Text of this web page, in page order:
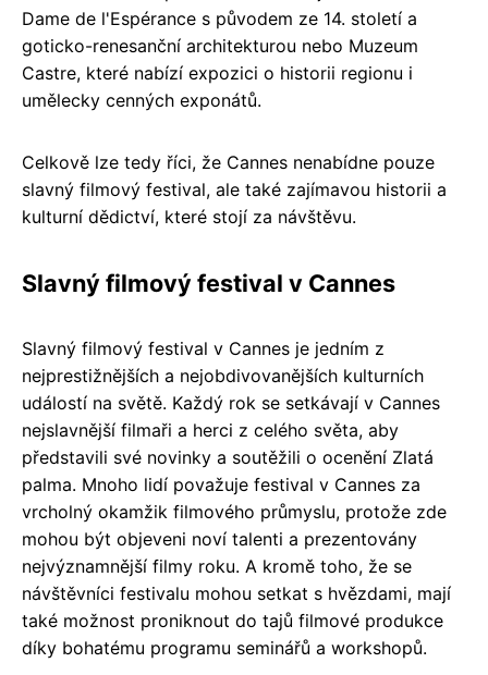
Dame de l'Espérance s původem ze 14. století a
goticko-renesanční architekturou nebo Muzeum
Castre, které nabízí expozici o historii regionu i
umělecky cenných exponátů.
Celkově lze tedy říci, že Cannes nenabídne pouze
slavný filmový festival, ale také zajímavou historii a
kulturní dědictví, které stojí za návštěvu.
Slavný filmový festival v Cannes
Slavný filmový festival v Cannes je jedním z
nejprestižnějších a nejobdivovanějších kulturních
událostí na světě. Každý rok se setkávají v Cannes
nejslavnější filmaři a herci z celého světa, aby
představili své novinky a soutěžili o ocenění Zlatá
palma. Mnoho lidí považuje festival v Cannes za
vrcholný okamžik filmového průmyslu, protože zde
mohou být objeveni noví talenti a prezentovány
nejvýznamnější filmy roku. A kromě toho, že se
návštěvníci festivalu mohou setkat s hvězdami, mají
také možnost proniknout do tajů filmové produkce
díky bohatému programu seminářů a workshopů.